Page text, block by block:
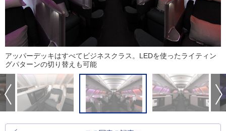
アッパーデッキはすべてビジネスクラス。LEDを使ったライティン
グパターンの切り替えも可能